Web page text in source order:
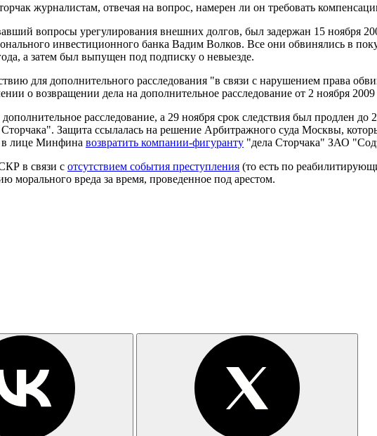
журналистам, отвечая на вопрос, намерен ли он требовать
вопросы урегулирования внешних долгов, был задержан 15 ноября
инвестиционного банка Вадим Волков. Все они обвинялись в
а затем был выпущен под подписку о невыезде.
для дополнительного расследования "в связи с нарушением права
о возвращении дела на дополнительное расследование от 2 ноября 2009
расследование, а 29 ноября срок следствия был продлен
Защита ссылалась на решение Арбитражного суда Москвы,
в лице Минфина возвратить компании-фигуранту "дела Сторчака" ЗАО
в связи с отсутствием события преступления (то есть по
морального вреда за время, проведенное под арестом.